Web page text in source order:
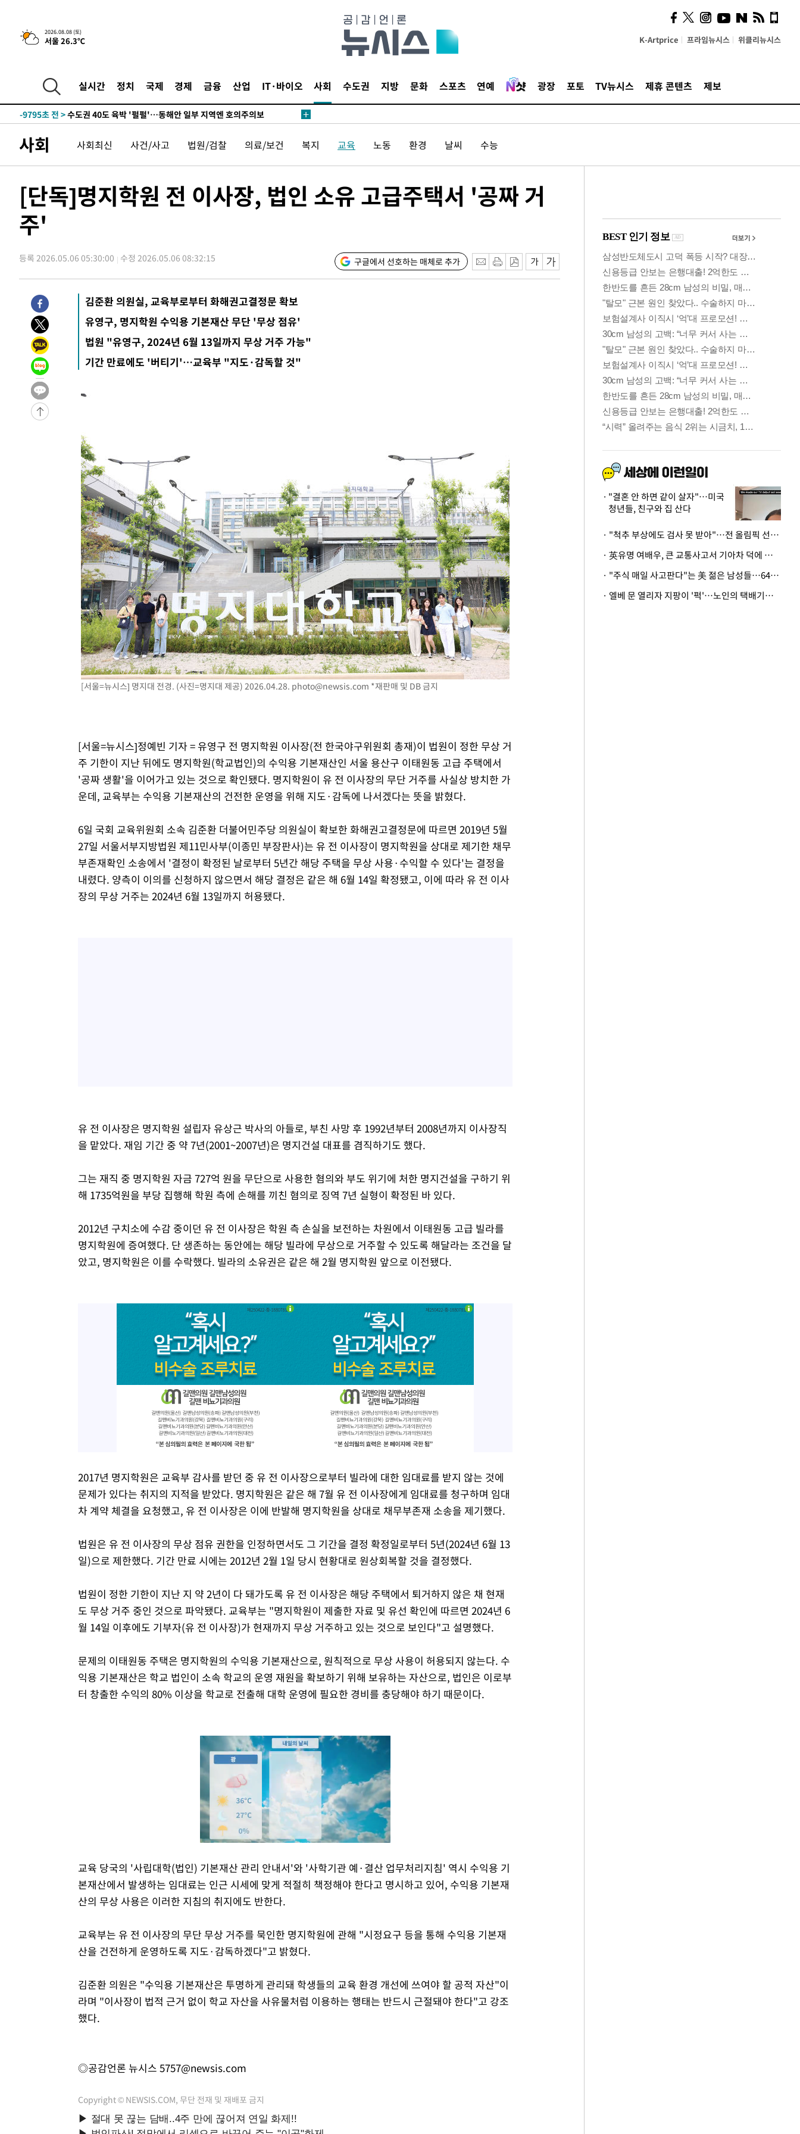
2026.08.08 (토)
서울 26.3℃ K-Artprice 프라임뉴시스 위클리뉴시스
실시간 정치 국제 경제 금융 산업 IT·바이오 사회 수도권 지방 문화 스포츠 연예 광장 포토 TV뉴시스 제휴 콘텐츠 제보
청래 44.56%
-17500초 전 >[속보]與 대표 경선 제주·인천 당원투표…金 47.75%·鄭
42.08%·宋 10.17%
-17034초 전 >이강인 "아틀레티코 이적 기뻐…등번호 7번 의미보단 팀 위해 뛸
-10743초 전 >
낮 최고 35도 '무더위'…동해안 시간당 30㎜ '강한 비'[내일날씨]
-10013초 전 >
틀레티코 이적"
-9795초 전 >수도권 40도 육박 '펄펄'…동해안 일부 지역엔 호의주의보
-2709초 전 >
강릉에 시간당 81.4㎜ 물폭탄…도로 잠기고 담벼락 붕괴
19분 전 >백운산서 80년근 천종산삼 9뿌리 발견…감정가 1.3억원
1시간 전 >남자 농구, 나고야 아시안게임서 '홈팀' 일본과 한일전
1시간 전 >
2시간 전 >
4시간 전 >[속보]'압수수색·성접대 논란' 축구협회 "실망과 걱정 안겨드려 죄송"
7시간 전 >'최고 37도' 폭염 지속…강원동해안 최대 150㎜ 비
9시간 전 >
[속보]뉴욕증시 상승 마감…S&P 0.6% 나스닥 1.3%↑
-27238초 전 >
이란 "호르무즈 재개방 합의 근접…美 배상 선행돼야"
-18285초 전 >
[속보]與최고위원 제주·인천 순회경선…박선원·최민희·서미화·
한민수·김용 순
-18238초 전 >
[속보]김민석, 與 전대 당원투표 누적 득표율 45.42%로 1위… 정
청래 44.56%
-17520초 전 >
[속보]與 대표 경선 제주·인천 당원투표…金 47.75%·鄭
42.08%·宋 10.17%
-17054초 전 >
것"
-16989초 전 >
[속보]與 당대표 경선, 제주·인천 권리당원 투표 김민석 승리
-10763초 전 >
수도권 40도 육박 '펄펄'…동해안 일부 지역엔 호의주의보
온열질환 사망자 3명 늘어…누적 환자 3000명 돌파
강릉에 시간당 81.4㎜ 물폭탄…도로 잠기고 담벼락 붕괴
백운산서 80년근 천종산삼 9뿌리 발견…감정가 1.3억원
선재도서 해루질 나섰다 실종 60대, 닷새 만에 숨진 채 발견
남자 농구, 나고야 아시안게임서 '홈팀' 일본과 한일전
여수 오동도 해상서 모터보트 전복…1명 사망·1명 실종
극한폭염 한풀 꺾이지만…'낮 최고 35도' 무더위, 열대야 계속[다음주
축구협회 "압수수색·성접대 논란 사과…쇄신의 기회로 삼겠다"
[속보]'압수수색·성접대 논란' 축구협회 "실망과 걱정 안겨드려 죄송"
'최고 37도' 폭염 지속…강원동해안 최대 150㎜ 비
[속보]뉴욕증시 상승 마감…S&P 0.6% 나스닥 1.3%↑
사회 사회최신 사건/사고 법원/검찰 의료/보건 복지 교육 노동 환경 날씨 수능
[단독]명지학원 전 이사장, 법인 소유 고급주택서 '공짜 거
주'
등록 2026.05.06 05:30:00 수정 2026.05.06 08:32:15 구글에서 선호하는 매체로 추가
김준환 의원실, 교육부로부터 화해권고결정문 확보
유영구, 명지학원 수익용 기본재산 무단 '무상 점유'
법원 "유영구, 2024년 6월 13일까지 무상 거주 가능"
기간 만료에도 '버티기'…교육부 "지도·감독할 것"
[서울=뉴시스] 명지대 전경. (사진=명지대 제공) 2026.04.28. photo@newsis.com *재판매 및 DB 금지
[서울=뉴시스]정예빈 기자 = 유영구 전 명지학원 이사장(전 한국야구위원회 총재)이 법원이 정한 무상 거
주 기한이 지난 뒤에도 명지학원(학교법인)의 수익용 기본재산인 서울 용산구 이태원동 고급 주택에서
'공짜 생활'을 이어가고 있는 것으로 확인됐다. 명지학원이 유 전 이사장의 무단 거주를 사실상 방치한 가
운데, 교육부는 수익용 기본재산의 건전한 운영을 위해 지도·감독에 나서겠다는 뜻을 밝혔다.
6일 국회 교육위원회 소속 김준환 더불어민주당 의원실이 확보한 화해권고결정문에 따르면 2019년 5월
27일 서울서부지방법원 제11민사부(이종민 부장판사)는 유 전 이사장이 명지학원을 상대로 제기한 채무
부존재확인 소송에서 '결정이 확정된 날로부터 5년간 해당 주택을 무상 사용·수익할 수 있다'는 결정을
내렸다. 양측이 이의를 신청하지 않으면서 해당 결정은 같은 해 6월 14일 확정됐고, 이에 따라 유 전 이사
장의 무상 거주는 2024년 6월 13일까지 허용됐다.
유 전 이사장은 명지학원 설립자 유상근 박사의 아들로, 부친 사망 후 1992년부터 2008년까지 이사장직
을 맡았다. 재임 기간 중 약 7년(2001~2007년)은 명지건설 대표를 겸직하기도 했다.
그는 재직 중 명지학원 자금 727억 원을 무단으로 사용한 혐의와 부도 위기에 처한 명지건설을 구하기 위
해 1735억원을 부당 집행해 학원 측에 손해를 끼친 혐의로 징역 7년 실형이 확정된 바 있다.
2012년 구치소에 수감 중이던 유 전 이사장은 학원 측 손실을 보전하는 차원에서 이태원동 고급 빌라를
명지학원에 증여했다. 단 생존하는 동안에는 해당 빌라에 무상으로 거주할 수 있도록 해달라는 조건을 달
았고, 명지학원은 이를 수락했다. 빌라의 소유권은 같은 해 2월 명지학원 앞으로 이전됐다.
2017년 명지학원은 교육부 감사를 받던 중 유 전 이사장으로부터 빌라에 대한 임대료를 받지 않는 것에
문제가 있다는 취지의 지적을 받았다. 명지학원은 같은 해 7월 유 전 이사장에게 임대료를 청구하며 임대
차 계약 체결을 요청했고, 유 전 이사장은 이에 반발해 명지학원을 상대로 채무부존재 소송을 제기했다.
법원은 유 전 이사장의 무상 점유 권한을 인정하면서도 그 기간을 결정 확정일로부터 5년(2024년 6월 13
일)으로 제한했다. 기간 만료 시에는 2012년 2월 1일 당시 현황대로 원상회복할 것을 결정했다.
법원이 정한 기한이 지난 지 약 2년이 다 돼가도록 유 전 이사장은 해당 주택에서 퇴거하지 않은 채 현재
도 무상 거주 중인 것으로 파악됐다. 교육부는 "명지학원이 제출한 자료 및 유선 확인에 따르면 2024년 6
월 14일 이후에도 기부자(유 전 이사장)가 현재까지 무상 거주하고 있는 것으로 보인다"고 설명했다.
문제의 이태원동 주택은 명지학원의 수익용 기본재산으로, 원칙적으로 무상 사용이 허용되지 않는다. 수
익용 기본재산은 학교 법인이 소속 학교의 운영 재원을 확보하기 위해 보유하는 자산으로, 법인은 이로부
터 창출한 수익의 80% 이상을 학교로 전출해 대학 운영에 필요한 경비를 충당해야 하기 때문이다.
Mute
교육 당국의 '사립대학(법인) 기본재산 관리 안내서'와 '사학기관 예·결산 업무처리지침' 역시 수익용 기
본재산에서 발생하는 임대료는 인근 시세에 맞게 적절히 책정해야 한다고 명시하고 있어, 수익용 기본재
산의 무상 사용은 이러한 지침의 취지에도 반한다.
교육부는 유 전 이사장의 무단 무상 거주를 묵인한 명지학원에 관해 "시정요구 등을 통해 수익용 기본재
산을 건전하게 운영하도록 지도·감독하겠다"고 밝혔다.
김준환 의원은 "수익용 기본재산은 투명하게 관리돼 학생들의 교육 환경 개선에 쓰여야 할 공적 자산"이
라며 "이사장이 법적 근거 없이 학교 자산을 사유물처럼 이용하는 행태는 반드시 근절돼야 한다"고 강조
했다.
◎공감언론 뉴시스 5757@newsis.com
Copyright © NEWSIS.COM, 무단 전재 및 재배포 금지
사이 해답 찾았죠"…알을
깨고 나온 '초자아'
"결혼 안 하면 같이 살자"…미국
청년들, 친구와 집 산다
· "척추 부상에도 검사 못 받아"…전 올림픽 선수, 美봅슬레이협회 상대 소송
· 英유명 여배우, 큰 교통사고서 기아차 덕에 살았다
· "주식 매일 사고판다"는 美 젊은 남성들…64%가 "나는 인생의 패배자“
· 엘베 문 열리자 지팡이 '퍽'…노인의 택배기사 폭행 이유